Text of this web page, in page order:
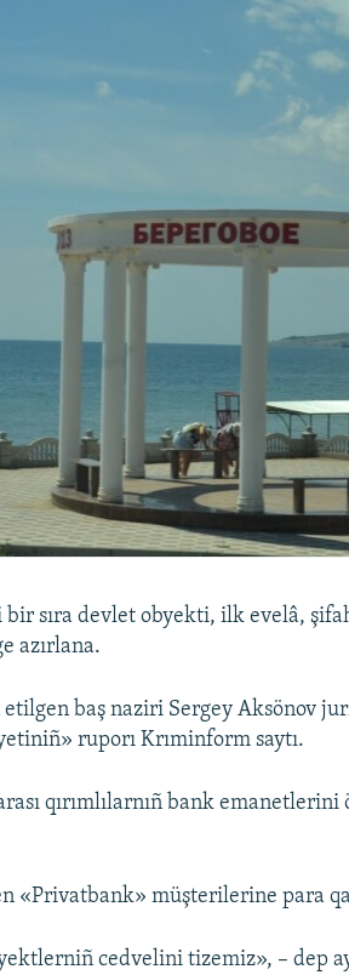
bir sıra devlet obyekti, ilk evelâ,
azırlana.
etilgen baş naziri Sergey Aksönov
ruporı Krıminform saytı.
qırımlılarnıñ bank
«Privatbank» müşterilerine para
cedvelini tizemiz», – dep